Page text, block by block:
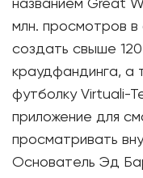
названием Great
млн. просмотров в
создать свыше
краудфандинга, а
футболку Virtuali-
приложение для
просматривать
Основатель Эд